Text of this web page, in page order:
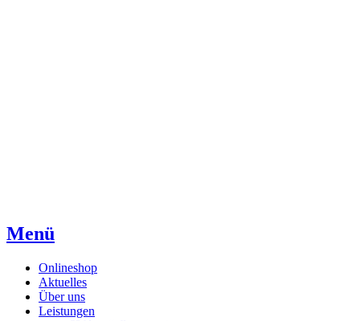
Menü
Onlineshop
Aktuelles
Über uns
Leistungen